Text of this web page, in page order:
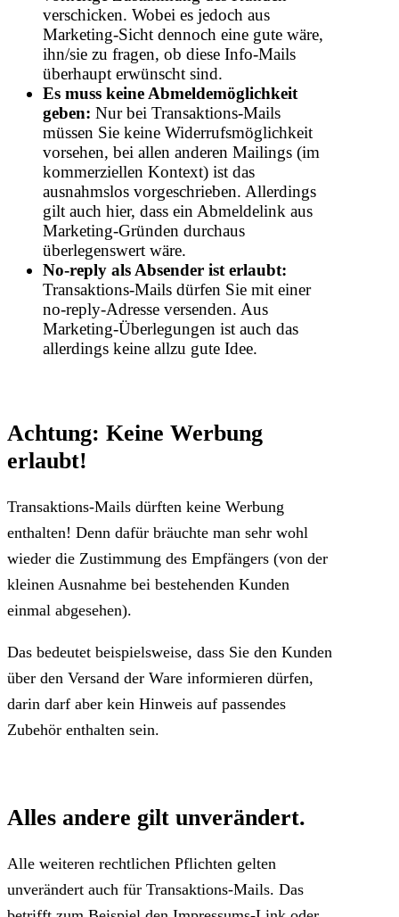
verschicken. Wobei es jedoch aus
Marketing-Sicht dennoch eine gute wäre,
ihn/sie zu fragen, ob diese Info-Mails
überhaupt erwünscht sind.
Es muss keine Abmeldemöglichkeit
geben: Nur bei Transaktions-Mails
müssen Sie keine Widerrufsmöglichkeit
vorsehen, bei allen anderen Mailings (im
kommerziellen Kontext) ist das
ausnahmslos vorgeschrieben. Allerdings
gilt auch hier, dass ein Abmeldelink aus
Marketing-Gründen durchaus
überlegenswert wäre.
No-reply als Absender ist erlaubt:
Transaktions-Mails dürfen Sie mit einer
no-reply-Adresse versenden. Aus
Marketing-Überlegungen ist auch das
allerdings keine allzu gute Idee.
Achtung: Keine Werbung
erlaubt!
Transaktions-Mails dürften keine Werbung
enthalten! Denn dafür bräuchte man sehr wohl
wieder die Zustimmung des Empfängers (von der
kleinen Ausnahme bei bestehenden Kunden
einmal abgesehen).
Das bedeutet beispielsweise, dass Sie den Kunden
über den Versand der Ware informieren dürfen,
darin darf aber kein Hinweis auf passendes
Zubehör enthalten sein.
Alles andere gilt unverändert.
Alle weiteren rechtlichen Pflichten gelten
unverändert auch für Transaktions-Mails. Das